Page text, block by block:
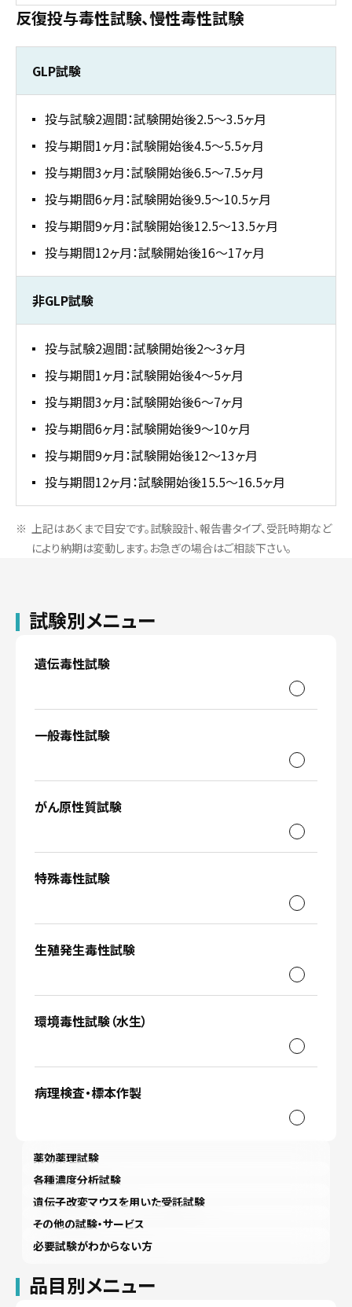
反復投与毒性試験、慢性毒性試験
GLP試験
投与試験2週間：試験開始後2.5～3.5ヶ月
投与期間1ヶ月：試験開始後4.5～5.5ヶ月
投与期間3ヶ月：試験開始後6.5～7.5ヶ月
投与期間6ヶ月：試験開始後9.5～10.5ヶ月
投与期間9ヶ月：試験開始後12.5～13.5ヶ月
投与期間12ヶ月：試験開始後16～17ヶ月
非GLP試験
投与試験2週間：試験開始後2～3ヶ月
投与期間1ヶ月：試験開始後4～5ヶ月
投与期間3ヶ月：試験開始後6～7ヶ月
投与期間6ヶ月：試験開始後9～10ヶ月
投与期間9ヶ月：試験開始後12～13ヶ月
投与期間12ヶ月：試験開始後15.5～16.5ヶ月
上記はあくまで目安です。試験設計、報告書タイプ、受託時期など
により納期は変動します。お急ぎの場合はご相談下さい。
試験別メニュー
遺伝毒性試験
一般毒性試験
がん原性質試験
特殊毒性試験
生殖発生毒性試験
環境毒性試験（水生）
病理検査・標本作製
薬効薬理試験
各種濃度分析試験
遺伝子改変マウスを用いた受託試験
その他の試験・サービス
必要試験がわからない方
品目別メニュー